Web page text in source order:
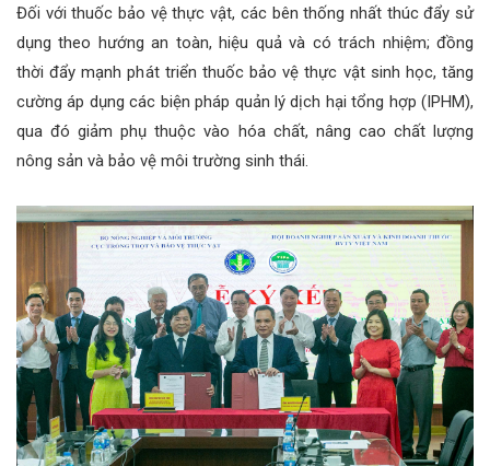
Đối với thuốc bảo vệ thực vật, các bên thống nhất thúc đẩy sử
dụng theo hướng an toàn, hiệu quả và có trách nhiệm; đồng
thời đẩy mạnh phát triển thuốc bảo vệ thực vật sinh học, tăng
cường áp dụng các biện pháp quản lý dịch hại tổng hợp (IPHM),
qua đó giảm phụ thuộc vào hóa chất, nâng cao chất lượng
nông sản và bảo vệ môi trường sinh thái.